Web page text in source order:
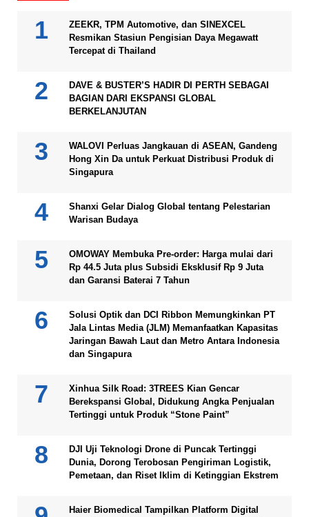
ZEEKR, TPM Automotive, dan SINEXCEL
Resmikan Stasiun Pengisian Daya Megawatt
Tercepat di Thailand
DAVE & BUSTER’S HADIR DI PERTH SEBAGAI
BAGIAN DARI EKSPANSI GLOBAL
BERKELANJUTAN
WALOVI Perluas Jangkauan di ASEAN, Gandeng
Hong Xin Da untuk Perkuat Distribusi Produk di
Singapura
Shanxi Gelar Dialog Global tentang Pelestarian
Warisan Budaya
OMOWAY Membuka Pre-order: Harga mulai dari
Rp 44.5 Juta plus Subsidi Eksklusif Rp 9 Juta
dan Garansi Baterai 7 Tahun
Solusi Optik dan DCI Ribbon Memungkinkan PT
Jala Lintas Media (JLM) Memanfaatkan Kapasitas
Jaringan Bawah Laut dan Metro Antara Indonesia
dan Singapura
Xinhua Silk Road: 3TREES Kian Gencar
Berekspansi Global, Didukung Angka Penjualan
Tertinggi untuk Produk “Stone Paint”
DJI Uji Teknologi Drone di Puncak Tertinggi
Dunia, Dorong Terobosan Pengiriman Logistik,
Pemetaan, dan Riset Iklim di Ketinggian Ekstrem
Haier Biomedical Tampilkan Platform Digital